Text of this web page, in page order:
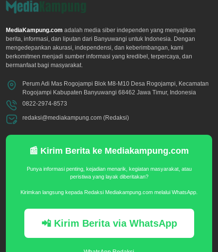
MediaKampung.com adalah media siber independen yang menyajikan
berita, informasi, dan liputan dari Banyuwangi untuk Indonesia. Dengan
mengedepankan akurasi, independensi, dan keberimbangan, kami
berkomitmen menjadi sumber informasi yang kredibel, terpercaya, dan
bermanfaat bagi masyarakat.
Perum Adi Mas Rogojampi Blok M8-M10 Desa Rogojampi, Kecamatan
Rogojampi Kabupaten Banyuwangi 68462 Jawa Timur, Indonesia
0822-2974-8573
redaksi@mediakampung.com (Redaksi)
📰 Kirim Berita ke Mediakampung.com
Punya informasi penting, kejadian menarik, kegiatan masyarakat, atau
peristiwa yang layak diberitakan?
Kirimkan langsung kepada Redaksi Mediakampung.com melalui WhatsApp.
📲 Kirim Berita via WhatsApp